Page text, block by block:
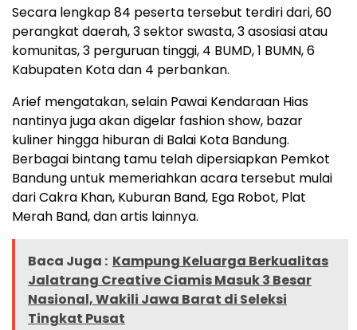
Secara lengkap 84 peserta tersebut terdiri dari, 60
perangkat daerah, 3 sektor swasta, 3 asosiasi atau
komunitas, 3 perguruan tinggi, 4 BUMD, 1 BUMN, 6
Kabupaten Kota dan 4 perbankan.
Arief mengatakan, selain Pawai Kendaraan Hias
nantinya juga akan digelar fashion show, bazar
kuliner hingga hiburan di Balai Kota Bandung.
Berbagai bintang tamu telah dipersiapkan Pemkot
Bandung untuk memeriahkan acara tersebut mulai
dari Cakra Khan, Kuburan Band, Ega Robot, Plat
Merah Band, dan artis lainnya.
Baca Juga : Kampung Keluarga Berkualitas
Jalatrang Creative Ciamis Masuk 3 Besar
Nasional, Wakili Jawa Barat di Seleksi
Tingkat Pusat